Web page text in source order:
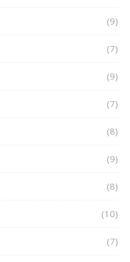
(9)
(7)
(9)
(7)
(8)
(9)
(8)
(10)
(7)